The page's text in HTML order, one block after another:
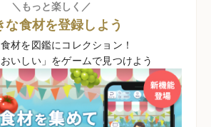
＼もっと楽しく／
な食材を登録しよう
材を図鑑にコレクション！
いしい」をゲームで見つけよう